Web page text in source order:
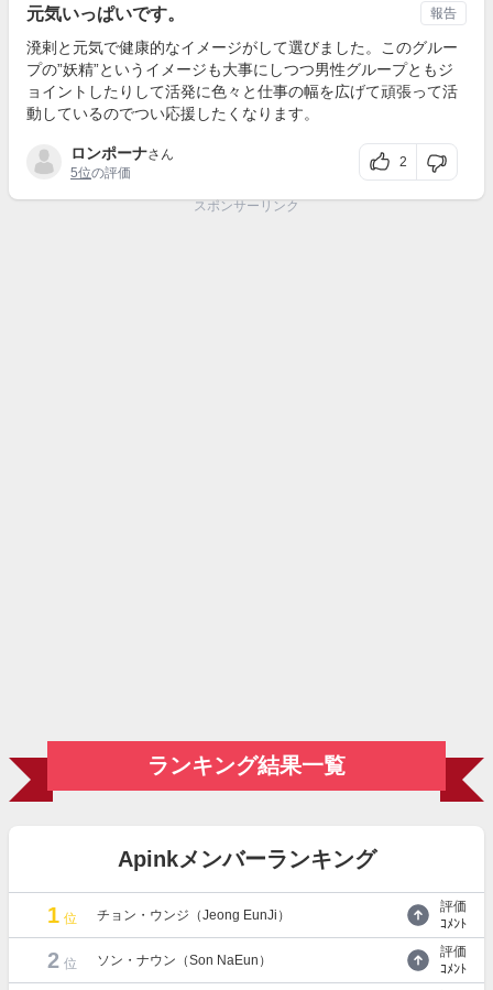
元気いっぱいです。
溌剌と元気で健康的なイメージがして選びました。このグルー
プの”妖精”というイメージも大事にしつつ男性グループともジ
ョイントしたりして活発に色々と仕事の幅を広げて頑張って活
動しているのでつい応援したくなります。
ロンポーナさん
5位の評価
2
報告
スポンサーリンク
ランキング結果一覧
Apinkメンバーランキング
1 位 チョン・ウンジ（Jeong EunJi）
評価
ｺﾒﾝﾄ
2 位 ソン・ナウン（Son NaEun）
評価
ｺﾒﾝﾄ